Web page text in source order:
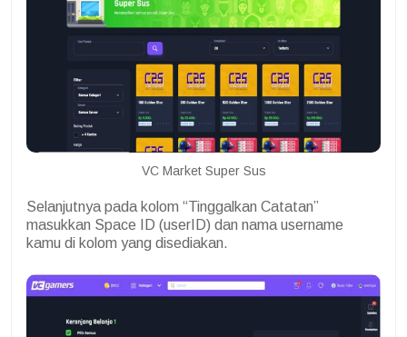
VC Market Super Sus
Selanjutnya pada kolom “Tinggalkan Catatan”
masukkan Space ID (userID) dan nama username
kamu di kolom yang disediakan.